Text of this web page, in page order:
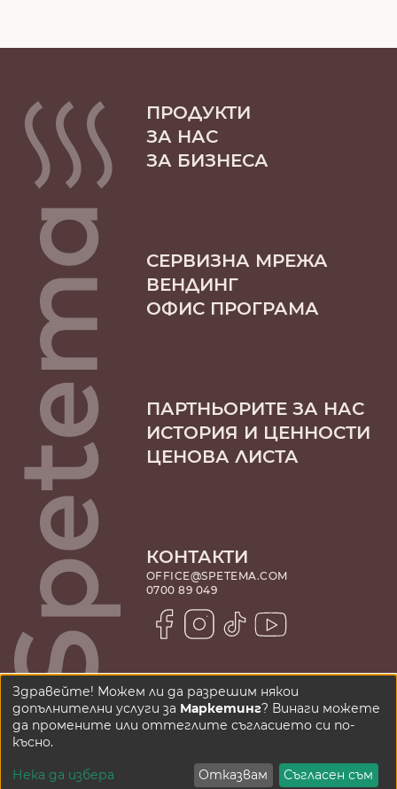
ПРОДУКТИ
ЗА НАС
ЗА БИЗНЕСА
СЕРВИЗНА МРЕЖА
ВЕНДИНГ
ОФИС ПРОГРАМА
ПАРТНЬОРИТЕ ЗА НАС
ИСТОРИЯ И ЦЕННОСТИ
ЦЕНОВА ЛИСТА
КОНТАКТИ
OFFICE@SPETEMA.COM
0700 89 049
ПОЛИТИКА ЗА ПОВЕРИТЕЛНОСТ
copyright © 2025 - 2026 website bykipo
Здравейте! Можем ли да разрешим някои
допълнителни услуги за Маркетинг? Винаги можете
да промените или оттеглите съгласието си по-
късно.
Нека да избера Отказвам Съгласен съм